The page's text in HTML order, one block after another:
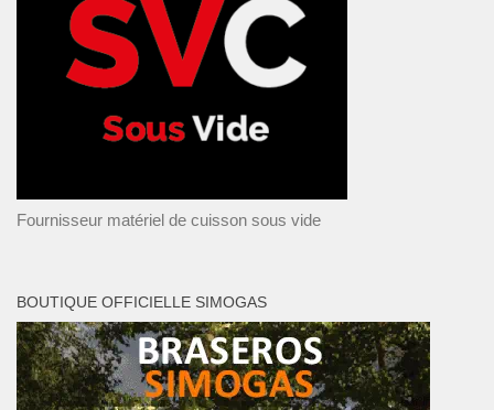
Fournisseur matériel de cuisson sous vide
BOUTIQUE OFFICIELLE SIMOGAS